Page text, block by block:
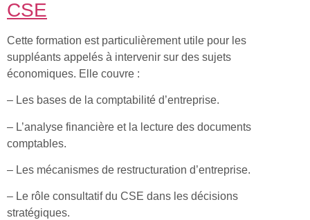
CSE
Cette formation est particulièrement utile pour les
suppléants appelés à intervenir sur des sujets
économiques. Elle couvre :
– Les bases de la comptabilité d’entreprise.
– L’analyse financière et la lecture des documents
comptables.
– Les mécanismes de restructuration d’entreprise.
– Le rôle consultatif du CSE dans les décisions
stratégiques.